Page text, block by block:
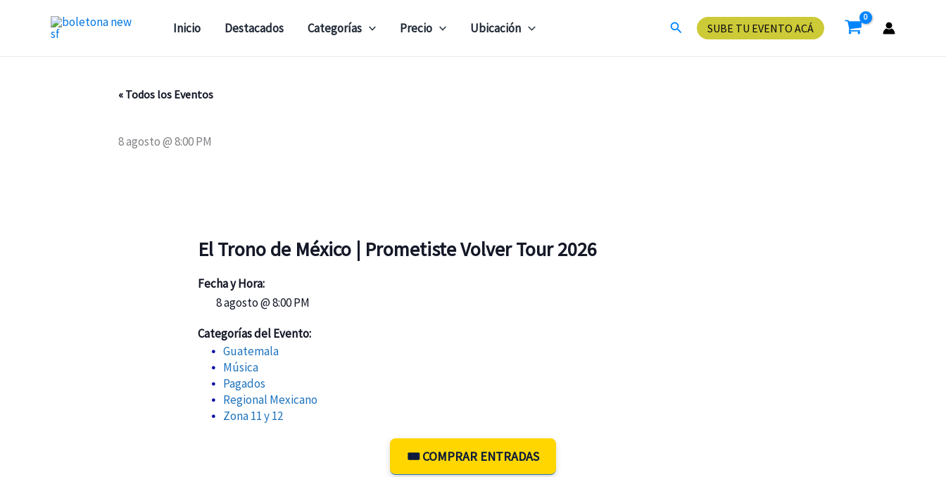
Inicio Destacados Categorías Precio Ubicación Buscar SUBE TU EVENTO ACÁ
« Todos los Eventos
8 agosto @ 8:00 PM
El Trono de México | Prometiste Volver Tour 2026
Fecha y Hora:
8 agosto @ 8:00 PM
Categorías del Evento:
Guatemala
Música
Pagados
Regional Mexicano
Zona 11 y 12
🎟️ COMPRAR ENTRADAS